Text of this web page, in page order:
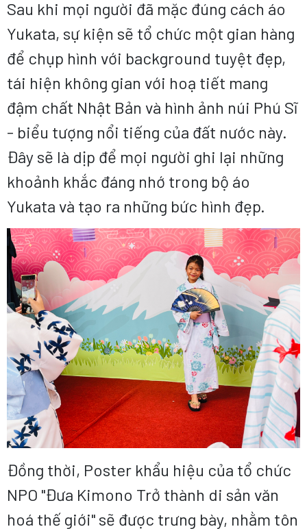
Sau khi mọi người đã mặc đúng cách áo
Yukata, sự kiện sẽ tổ chức một gian hàng
để chụp hình với background tuyệt đẹp,
tái hiện không gian với hoạ tiết mang
đậm chất Nhật Bản và hình ảnh núi Phú Sĩ
- biểu tượng nổi tiếng của đất nước này.
Đây sẽ là dịp để mọi người ghi lại những
khoảnh khắc đáng nhớ trong bộ áo
Yukata và tạo ra những bức hình đẹp.
Đồng thời, Poster khẩu hiệu của tổ chức
NPO "Đưa Kimono Trở thành di sản văn
hoá thế giới" sẽ được trưng bày, nhằm tôn